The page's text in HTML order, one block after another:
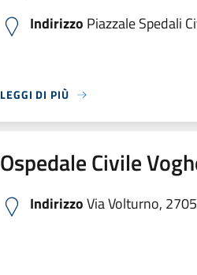
Indirizzo Piazzale Spedali
LEGGI DI PIÙ
Ospedale Civile
IndirizzoVia Volturno,